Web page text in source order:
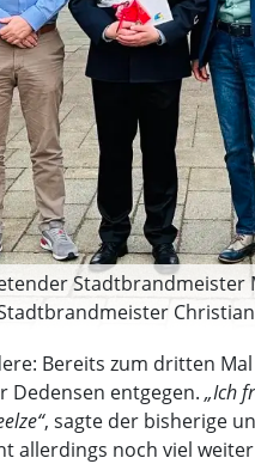
Bereits zum dritten
Dedensen entgegen. „Ich
, sagte der bisherige
allerdings noch viel